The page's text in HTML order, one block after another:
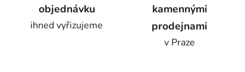
objednávku
ihned vyřizujeme
kamennými
prodejnami
v Praze